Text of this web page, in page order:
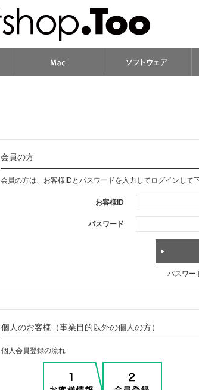
会員の方
会員の方は、お客様IDとパスワードを入力してログインして下
お客様ID
パスワード
パスワー
個人のお客様（事業目的以外の個人の方）
個人会員登録の流れ